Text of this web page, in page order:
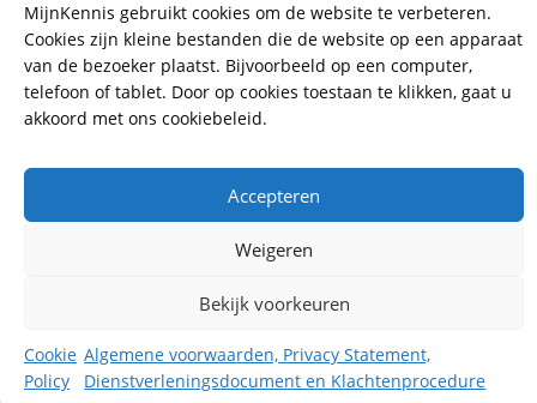
MijnKennis gebruikt cookies om de website te verbeteren.
Cookies zijn kleine bestanden die de website op een apparaat
van de bezoeker plaatst. Bijvoorbeeld op een computer,
telefoon of tablet. Door op cookies toestaan te klikken, gaat u
akkoord met ons cookiebeleid.
Accepteren
Weigeren
Bekijk voorkeuren
Cookie
Policy
Algemene voorwaarden, Privacy Statement,
Dienstverleningsdocument en Klachtenprocedure
085 - 485 4111
info@mijnkennis.nl
Volg ons
Algemene Voorwaarden, Privacy
Statement, Dienstverleningsdocument en
Klachtenprocedure